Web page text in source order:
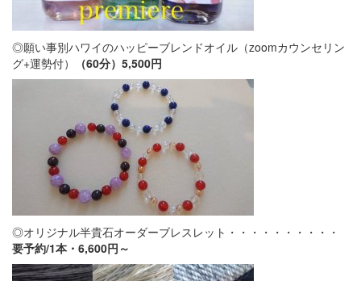
◎願い事別ハワイのハッピーブレンドオイル（zoomカウンセリン
グ+運勢付）
（60分） 5,500円
◎オリジナル半貴石オーダーブレスレット・・・・・・・・・・
要予約/1本・6,600円～